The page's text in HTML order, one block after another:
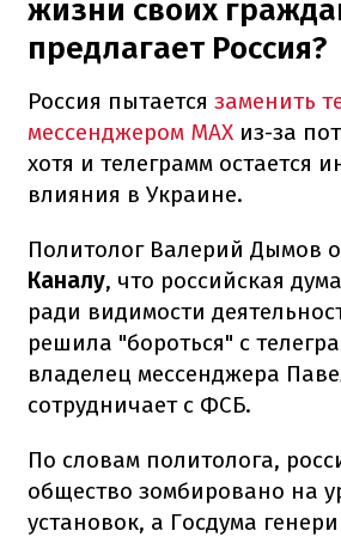
жизни своих
предлагает Россия?
Россия пытается заменить
мессенджером MAX из-за
хотя и телеграмм остается
влияния в Украине.
Политолог Валерий Дымов
Каналу, что российская
ради видимости
решила "бороться" с
владелец мессенджера
сотрудничает с ФСБ.
По словам политолога,
общество зомбировано на
установок, а Госдума